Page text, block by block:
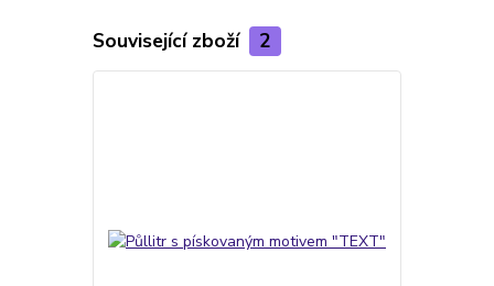
Související zboží 2